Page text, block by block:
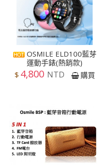
OSMILE ELD100藍芽
運動手錶(熱銷款)
$ 4,800 NTD 購買